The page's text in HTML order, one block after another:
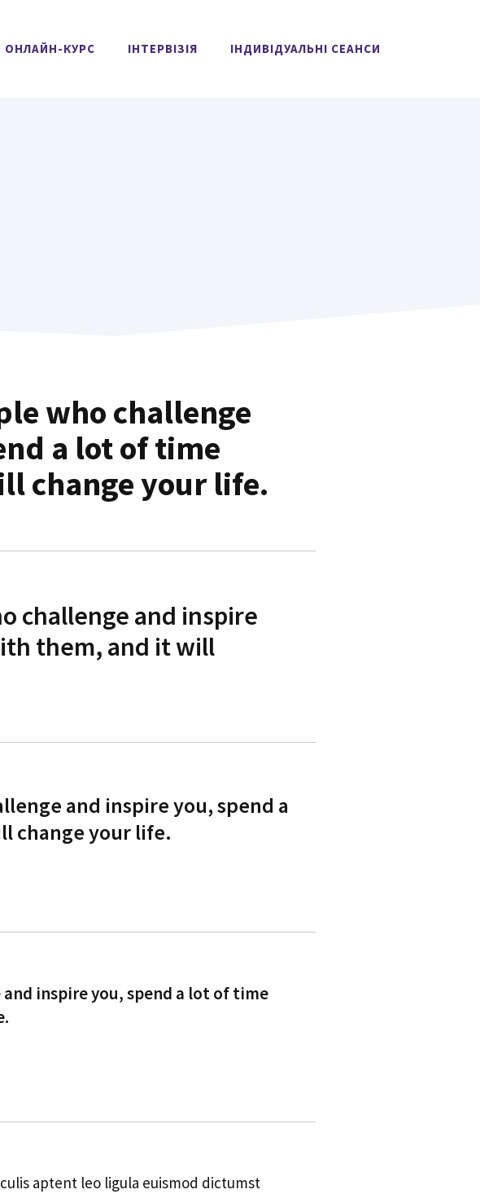
ОНЛАЙН-КУРС ІНТЕРВІЗІЯ ІНДИВІДУАЛЬНІ СЕАНСИ
who challenge
a lot of time
change your life.
challenge and inspire
them, and it will
and inspire you, spend a
change your life.
inspire you, spend a lot of time
aptent leo ligula euismod dictumst